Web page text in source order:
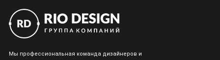
Мы профессиональная команда дизайнеров и